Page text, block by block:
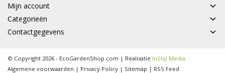
Mijn account
Categorieën
Contactgegevens
© Copyright 2026 - EcoGardenShop.com | Realisatie InStijl Media
Algemene voorwaarden | Privacy Policy | Sitemap | RSS Feed